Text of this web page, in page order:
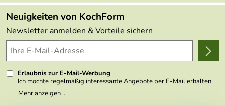
FAQs
Lieferbedingungen
Delivery Terms
Kundenlogin
Made in Germany
Themen
Wir über uns
Presse
Neuigkeiten von KochForm
Newsletter anmelden & Vorteile sichern
Erlaubnis zur E-Mail-Werbung
Ich möchte regelmäßig interessante Angebote per E-Mail erhalten.
Meine E-Mail-Adresse wird nicht an andere Unternehmen
weitergegeben. Zu statistischen Zwecken wird in anonymer Form
Mehr anzeigen ...